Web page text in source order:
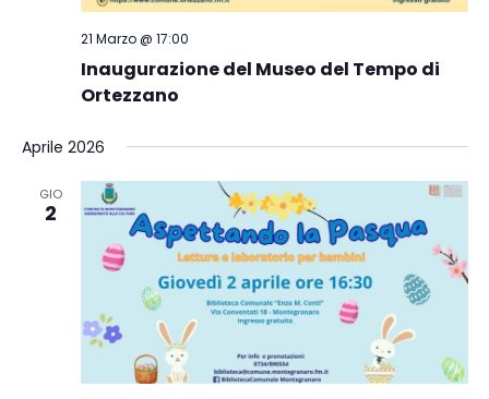
21 Marzo @ 17:00
Inaugurazione del Museo del Tempo di
Ortezzano
Aprile 2026
GIO
2